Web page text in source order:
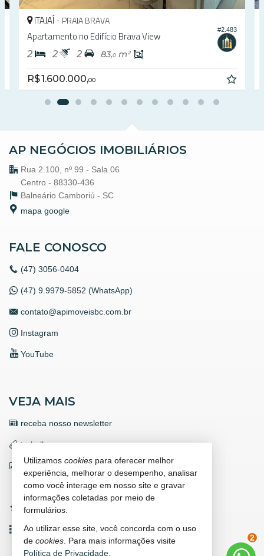
#2.483
ITAJAÍ - PRAIA BRAVA
Apartamento no Edifício Brava View
2 2 2 83,0 m²
R$ 1.600.000,00
AP NEGÓCIOS IMOBILIÁRIOS
Rua 2.100, nº 99 - Sala 06
Centro - 88330-436
Balneário Camboriú - SC
mapa google
FALE CONOSCO
(47) 3056-0404
(47) 9.9979-5852 (WhatsApp)
contato@apimoveisbc.com.br
Instagram
YouTube
VEJA MAIS
receba nosso newsletter
trabalhe conosco
indicadores financeiros
cadastre seu imóvel
imóveis favoritos
mapa de imóveis
2
Utilizamos cookies para oferecer melhor
experiência, melhorar o desempenho, analisar
como você interage em nosso site e gravar
informações coletadas por meio de
formulários.
Ao utilizar esse site, você concorda com o uso
de cookies . Para mais informações visite
Política de Privacidade